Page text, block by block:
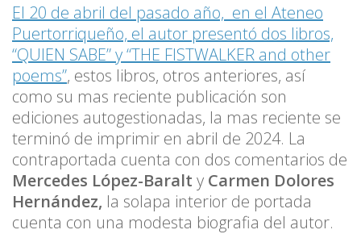
El 20 de abril del pasado año, en el Ateneo
Puertorriqueño, el autor presentó dos libros,
“QUIEN SABE” y “THE FISTWALKER and other
poems”, estos libros, otros anteriores, así
como su mas reciente publicación son
ediciones autogestionadas, la mas reciente se
terminó de imprimir en abril de 2024. La
contraportada cuenta con dos comentarios de
Mercedes López-Baralt y Carmen Dolores
Hernández, la solapa interior de portada
cuenta con una modesta biografia del autor.